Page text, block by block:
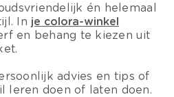
én helemaal
In je colora-winkel
en behang te kiezen uit
advies en tips of
leren doen of laten doen.